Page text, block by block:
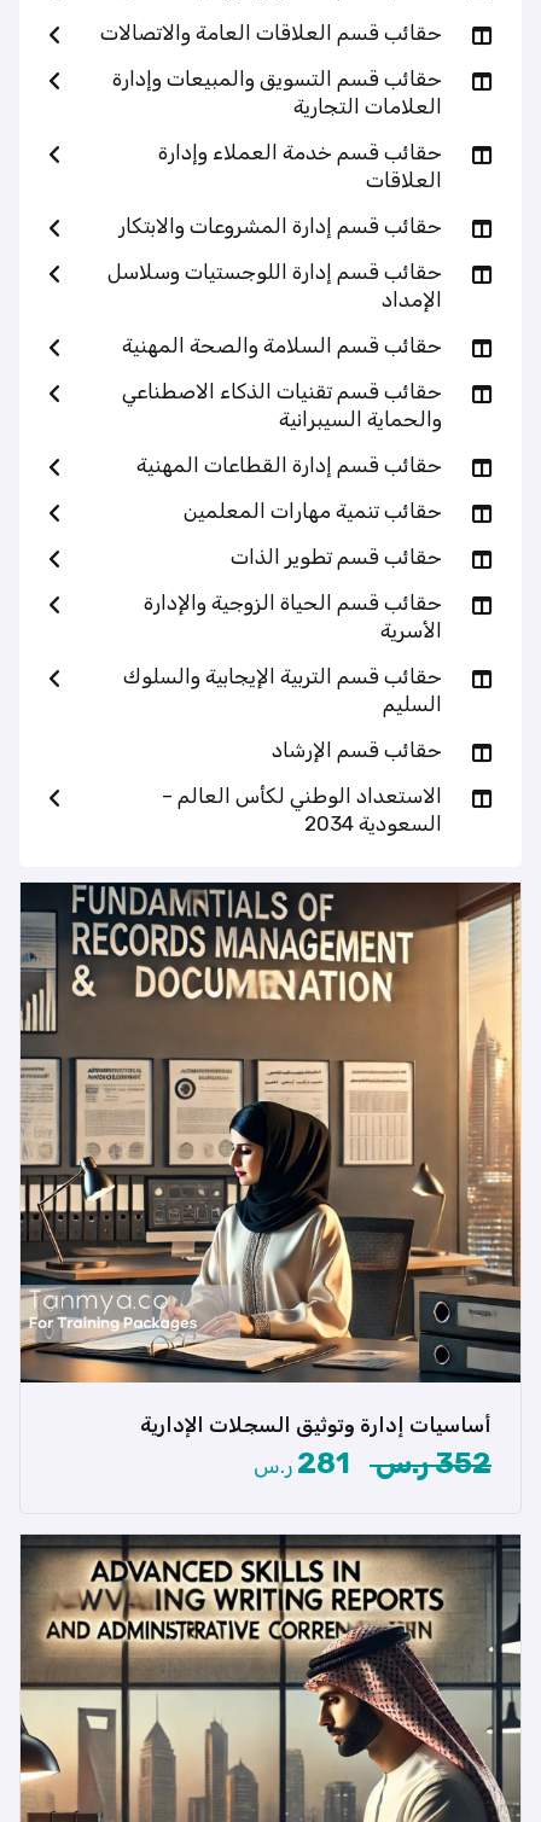
حقائب قسم العلاقات العامة والاتصالات
حقائب قسم التسويق والمبيعات وإدارة
العلامات التجارية
حقائب قسم خدمة العملاء وإدارة
العلاقات
حقائب قسم إدارة المشروعات والابتكار
حقائب قسم إدارة اللوجستيات وسلاسل
الإمداد
حقائب قسم السلامة والصحة المهنية
حقائب قسم تقنيات الذكاء الاصطناعي
والحماية السيبرانية
حقائب قسم إدارة القطاعات المهنية
حقائب تنمية مهارات المعلمين
حقائب قسم تطوير الذات
حقائب قسم الحياة الزوجية والإدارة
الأسرية
حقائب قسم التربية الإيجابية والسلوك
السليم
حقائب قسم الإرشاد
الاستعداد الوطني لكأس العالم –
السعودية 2034
هل ترغب في إتقان إدارة وتوثيق السجلات الإدارية
بفعالية واحترافية؟ حقيبتنا […]
أساسيات إدارة وتوثيق السجلات الإدارية
352 ر.س 281 ر.س